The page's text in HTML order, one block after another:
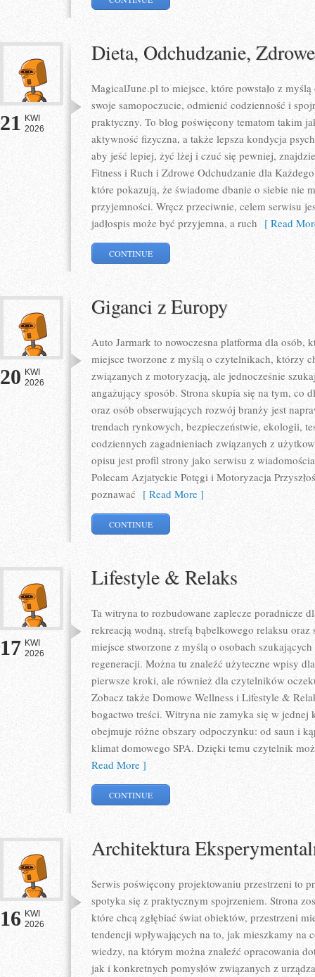
21 KWI
2026
Dieta, Odchudzanie,
MagicalJune.pl to miejsce, które powstało z
swoje samopoczucie, odmienić codzienność i
praktyczny. To blog poświęcony tematom takim
aktywność fizyczna, a także lepsza kondycja
aby jeść lepiej, żyć lżej i czuć się pewniej,
Fitness i Ruch i Zdrowe Odchudzanie dla
które pokazują, że świadome dbanie o siebie nie
przyjemności. Wręcz przeciwnie, celem serwisu
jadłospis może być przyjemna, a ruch [ Read
CONTINUE
20 KWI
2026
Giganci z Europy
Auto Jarmark to nowoczesna platforma dla osób,
miejsce tworzone z myślą o czytelnikach, którzy
związanych z motoryzacją, ale jednocześnie
angażujący sposób. Strona skupia się na tym, co
oraz osób obserwujących rozwój branży jest
trendach rynkowych, bezpieczeństwie, ekologii,
codziennych zagadnieniach związanych z
opisu jest profil strony jako serwisu z
Polecam Azjatyckie Potęgi i Motoryzacja
poznawać [ Read More ]
CONTINUE
17 KWI
2026
Lifestyle & Relaks
Ta witryna to rozbudowane zaplecze poradnicze
rekreacją wodną, strefą bąbelkowego relaksu
miejsce stworzone z myślą o osobach
regeneracji. Można tu znaleźć użyteczne wpisy
pierwsze kroki, ale również dla czytelników
Zobacz także Domowe Wellness i Lifestyle &
bogactwo treści. Witryna nie zamyka się w jednej
obejmuje różne obszary odpoczynku: od saun i
klimat domowego SPA. Dzięki temu czytelnik
Read More ]
CONTINUE
16 KWI
2026
Architektura
Serwis poświęcony projektowaniu przestrzeni to
spotyka się z praktycznym spojrzeniem. Strona
które chcą zgłębiać świat obiektów, przestrzeni
tendencji wpływających na to, jak mieszkamy na
wiedzy, na którym można znaleźć opracowania
jak i konkretnych pomysłów związanych z